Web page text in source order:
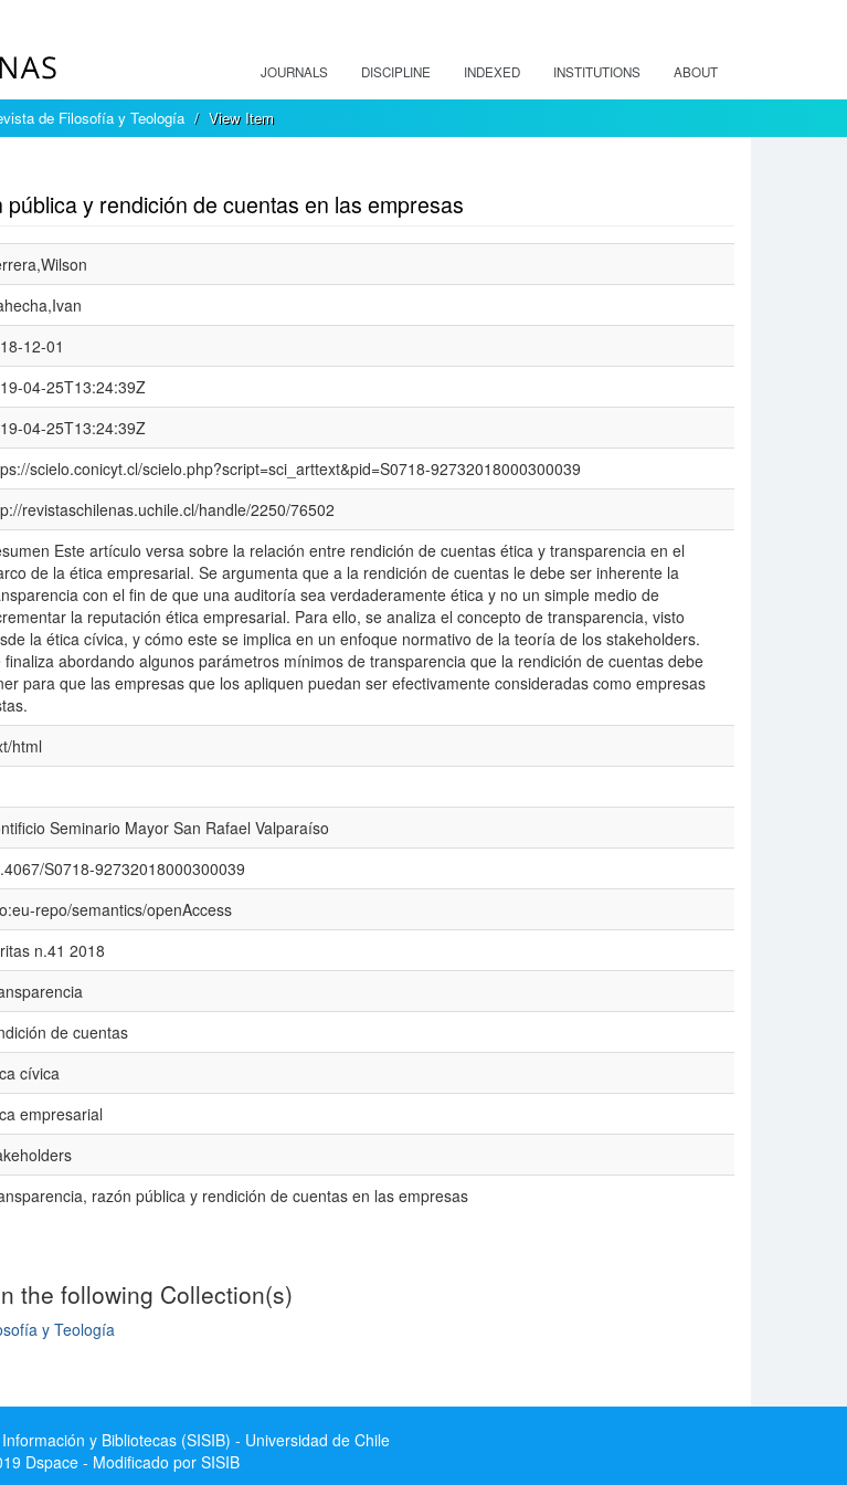
JOURNALS DISCIPLINE INDEXED INSTITUTIONS ABOUT
de Filosofía y Teología View Item
y rendición de cuentas en las empresas
12-01
04-25T13:24:39Z
04-25T13:24:39Z
scielo.conicyt.cl/scielo.php?script=sci_arttext&pid=S0718-92732018000300039
revistaschilenas.uchile.cl/handle/2250/76502
Este artículo versa sobre la relación entre rendición de cuentas ética y transparencia en el
de la ética empresarial. Se argumenta que a la rendición de cuentas le debe ser inherente la
con el fin de que una auditoría sea verdaderamente ética y no un simple medio de
la reputación ética empresarial. Para ello, se analiza el concepto de transparencia, visto
la ética cívica, y cómo este se implica en un enfoque normativo de la teoría de los stakeholders.
finaliza abordando algunos parámetros mínimos de transparencia que la rendición de cuentas debe
para que las empresas que los apliquen puedan ser efectivamente consideradas como empresas
html
Seminario Mayor San Rafael Valparaíso
S0718-92732018000300039
repo/semantics/openAccess
n.41 2018
de cuentas
cívica
empresarial
razón pública y rendición de cuentas en las empresas
the following Collection(s)
y Teología
y Bibliotecas (SISIB) - Universidad de Chile
Dspace - Modificado por SISIB